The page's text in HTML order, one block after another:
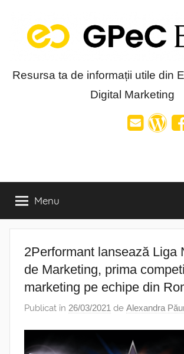
content
Blog-
Resursa ta de informații utile din
Digital Marketing
Menu
2Performant lansează Liga
de Marketing, prima
marketing pe echipe din
Publicat în 26/03/2021 de Alexandra